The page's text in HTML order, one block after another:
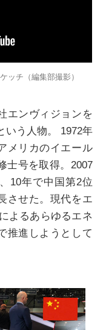
ッチ（編集部撮影）
エンヴィジョンを
いう人物。 1972年
メリカのイエール
士号を取得。2007
10年で中国第2位
させた。現代をエ
よるあらゆるエネ
推進しようとして